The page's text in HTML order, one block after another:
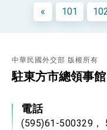
會 強調以
命運
變局中
賴總統就
外交部重
« 101
中華民國外交部 版權所有
駐東方市總領事館
電話
(595)61-500329，